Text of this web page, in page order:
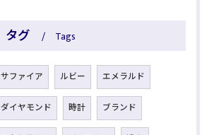
タグ Tags
サファイア ルビー エメラルド
ダイヤモンド 時計 ブランド